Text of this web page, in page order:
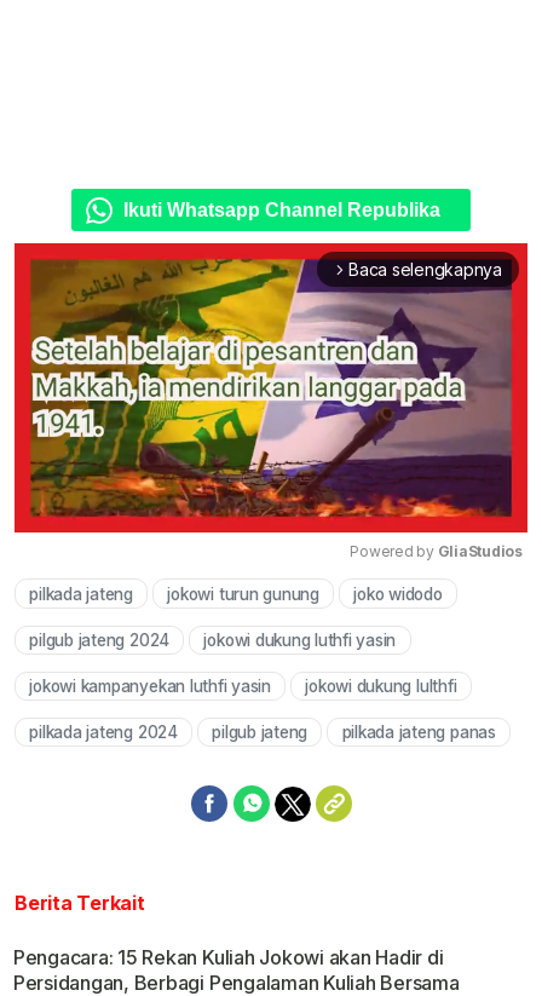
Ikuti Whatsapp Channel Republika
arrow_forward_ios Baca selengkapnya
Mute
Powered by GliaStudios
pilkada jateng jokowi turun gunung joko widodo
pilgub jateng 2024 jokowi dukung luthfi yasin
jokowi kampanyekan luthfi yasin jokowi dukung lulthfi
pilkada jateng 2024 pilgub jateng pilkada jateng panas
Berita Terkait
Pengacara: 15 Rekan Kuliah Jokowi akan Hadir di
Persidangan, Berbagi Pengalaman Kuliah Bersama